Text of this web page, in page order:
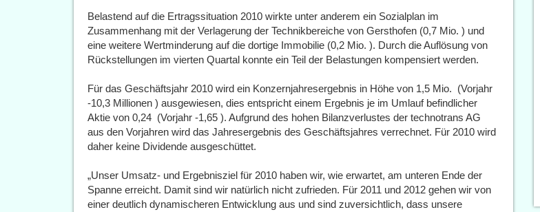
Belastend auf die Ertragssituation 2010 wirkte unter anderem ein Sozialplan im
Zusammenhang mit der Verlagerung der Technikbereiche von Gersthofen (0,7 Mio. ) und
eine weitere Wertminderung auf die dortige Immobilie (0,2 Mio. ). Durch die Auflösung von
Rückstellungen im vierten Quartal konnte ein Teil der Belastungen kompensiert werden.
Für das Geschäftsjahr 2010 wird ein Konzernjahresergebnis in Höhe von 1,5 Mio.  (Vorjahr
-10,3 Millionen ) ausgewiesen, dies entspricht einem Ergebnis je im Umlauf befindlicher
Aktie von 0,24  (Vorjahr -1,65 ). Aufgrund des hohen Bilanzverlustes der technotrans AG
aus den Vorjahren wird das Jahresergebnis des Geschäftsjahres verrechnet. Für 2010 wird
daher keine Dividende ausgeschüttet.
„Unser Umsatz- und Ergebnisziel für 2010 haben wir, wie erwartet, am unteren Ende der
Spanne erreicht. Damit sind wir natürlich nicht zufrieden. Für 2011 und 2012 gehen wir von
einer deutlich dynamischeren Entwicklung aus und sind zuversichtlich, dass unsere